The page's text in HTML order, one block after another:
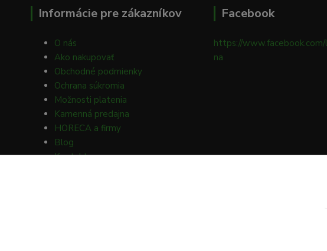
Informácie pre zákazníkov
O nás
Ako nakupovať
Obchodné podmienky
Ochrana súkromia
Možnosti platenia
Kamenná predajna
HORECA a firmy
Blog
Kontakty
Facebook
https://
na